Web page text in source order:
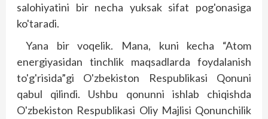
salohiyatini bir necha yuksak sifat pog'onasiga
ko'taradi.
Yana bir voqelik. Mana, kuni kecha “Atom
energiyasidan tinchlik maqsadlarda foydalanish
to'g'risida”gi O'zbekiston Respublikasi Qonuni
qabul qilindi. Ushbu qonunni ishlab chiqishda
O'zbekiston Respublikasi Oliy Majlisi Qonunchilik